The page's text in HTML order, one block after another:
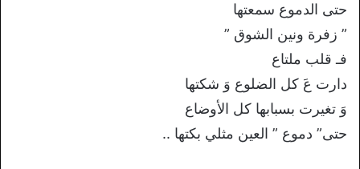
حتى الدموع سمعتها
” زفرة ونين الشوق ”
فـ قلب ملتاع
دارت عَ كل الضلوع وَ شكتها
وَ تغيرت بسبابها كل الأوضاع
حتى” دموع ” العين مثلي بكتها ..